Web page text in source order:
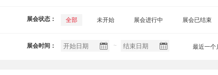
展会状态： 全部 未开始 展会进行中 展会已结束
展会时间： ~ 最近一个